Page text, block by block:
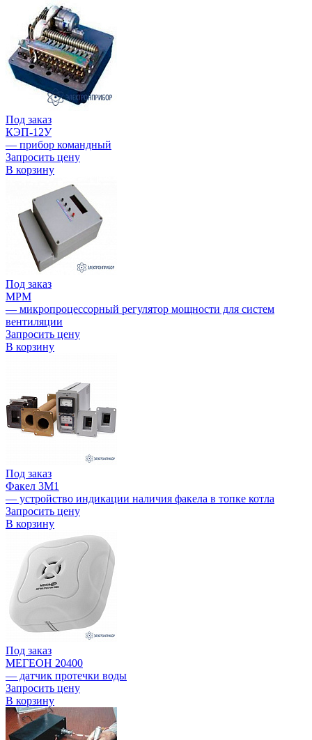
Под заказ
КЭП-12У
— прибор командный
Запросить цену
В корзину
Под заказ
МРМ
— микропроцессорный регулятор мощности для систем
вентиляции
Запросить цену
В корзину
Под заказ
Факел 3М1
— устройство индикации наличия факела в топке котла
Запросить цену
В корзину
Под заказ
МЕГЕОН 20400
— датчик протечки воды
Запросить цену
В корзину